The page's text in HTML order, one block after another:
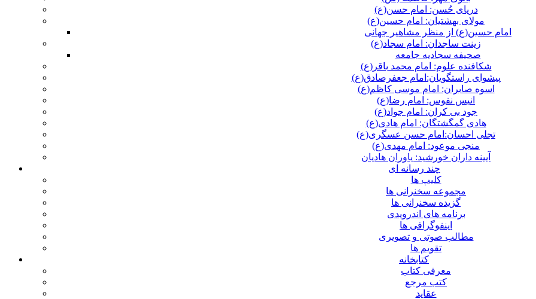
دریای حُسن: امام حسن(ع)
مولای بهشتیان: امام حسین(ع)
امام حسین(ع) از منظر مشاهیر جهانی
زینت ساجدان: امام سجاد(ع)
صحیفه سجادیه جامعه
شکافنده علوم: امام محمد باقر(ع)
پیشوای راستگویان:امام جعفرصادق(ع)
اسوه صابران: امام موسی کاظم(ع)
انیس نفوس: امام رضا(ع)
جود بی کران: امام جواد(ع)
هادی گمگشتگان: امام هادی(ع)
تجلی احسان:امام حسن عسگری(ع)
منجی موعود: امام مهدی(ع)
آیینه داران خورشید: یاوران هادیان
چند رسانه ای
کلیپ ها
مجموعه سخنرانی ها
گزیده سخنرانی ها
برنامه های اندرویدی
اینفوگرافی ها
مطالب صوتی و تصویری
تقویم ها
كتابخانه
معرفی کتاب
کتب مرجع
عقاید